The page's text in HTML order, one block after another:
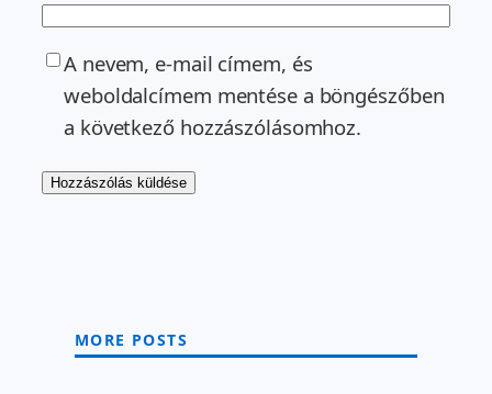
A nevem, e-mail címem, és
weboldalcímem mentése a böngészőben
a következő hozzászólásomhoz.
MORE POSTS